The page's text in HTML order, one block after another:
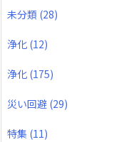
未分類 (28)
浄化 (12)
浄化 (175)
災い回避 (29)
特集 (11)